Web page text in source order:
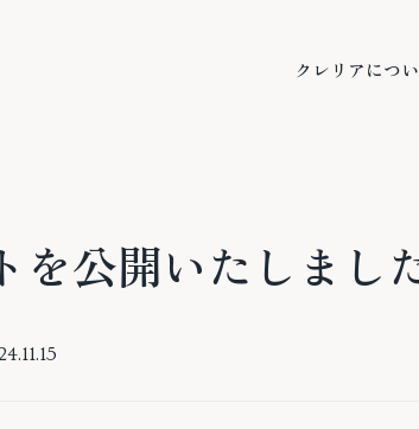
クレリアにつ
を公開いたしまし